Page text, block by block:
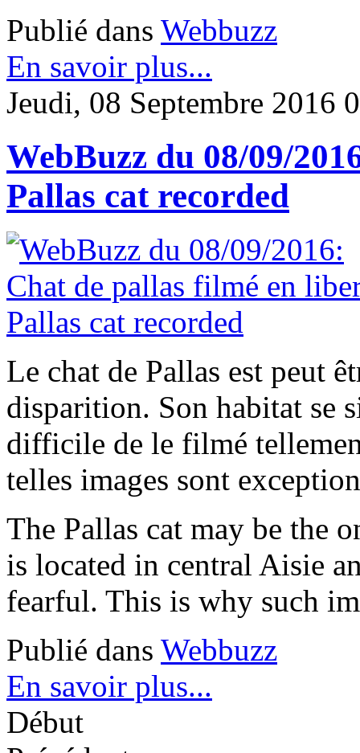
Publié dans Webbuzz
En savoir plus...
Jeudi, 08 Septembre 2016
WebBuzz du 08/09/
Pallas cat recorded
Le chat de Pallas est peut
disparition. Son habitat se
difficile de le filmé
telles images sont
The Pallas cat may be the
is located in central Aisie
fearful. This is why such
Publié dans Webbuzz
En savoir plus...
Début